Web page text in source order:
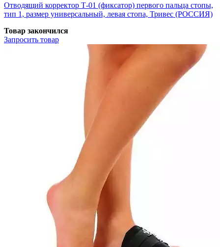
Отводящий корректор Т-01 (фиксатор) первого пальца стопы,
тип 1, размер универсальный, левая стопа, Тривес (РОССИЯ)
Товар закончился
Запросить товар